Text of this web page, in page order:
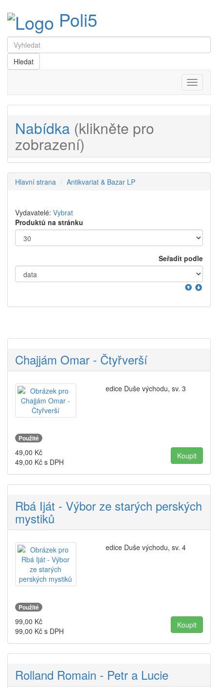
Poli5
Menu
Nabídka (klikněte pro
zobrazení)
Hlavní strana Antikvariat & Bazar LP
Vydavatelé: Vybrat
Produktů na stránku
Seřadit podle
Chajjám Omar - Čtyřverší
edice Duše východu, sv. 3
Použité
49,00 Kč
49,00 Kč s DPH
Rbá Iját - Výbor ze starých perských
mystiků
edice Duše východu, sv. 4
Použité
99,00 Kč
99,00 Kč s DPH
Rolland Romain - Petr a Lucie